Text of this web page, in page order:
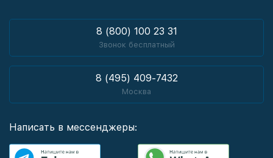
8 (800) 100 23 31
Звонок бесплатный
8 (495) 409-7432
Москва
Написать в мессенджеры: